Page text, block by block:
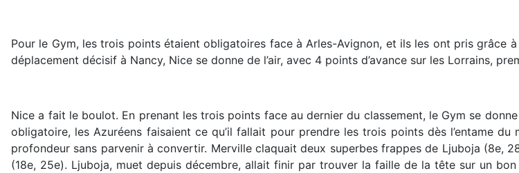
Pour le Gym, les trois points étaient obligatoires face à Arles-Avignon, et ils les ont pris grâce
déplacement décisif à Nancy, Nice se donne de l’air, avec 4 points d’avance sur les Lorrains,
Nice a fait le boulot. En prenant les trois points face au dernier du classement, le Gym se
obligatoire, les Azuréens faisaient ce qu’il fallait pour prendre les trois points dès l’entame
profondeur sans parvenir à convertir. Merville claquait deux superbes frappes de Ljuboja (8e,
(18e, 25e). Ljuboja, muet depuis décembre, allait finir par trouver la faille de la tête sur un